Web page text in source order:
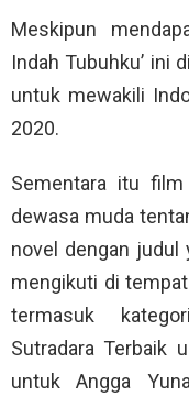
Meskipun
Indah Tubuhku’ ini
untuk mewakili
2020.
Sementara itu film
dewasa muda
novel dengan judul
mengikuti di
termasuk
Sutradara Terbaik
untuk Angga